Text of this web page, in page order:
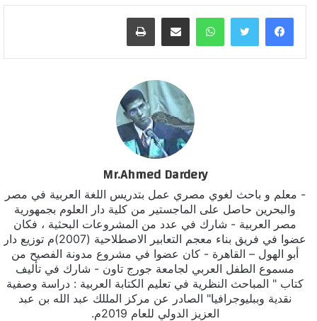
واتسابمشاركة عبر البريد طباعة
Mr.Ahmed Dardery
- معلم و باحث لغوي مصري عمل بتدريس اللغة العربية في مصر
والبحرين حاصل على الماجستير من كلية دار العلوم بجمهورية
مصر العربية - شارك في عدد من المشروعات البحثية ، فكان
عضوا في فريق بناء معجم التعابير الاصطلاحية (2007)م توزيع دار
أبو الهول – القاهرة - كان عضوا في مشروع مدونة الفصيح من
مسموع الطفل العربي لجامعة جورج تاون - شارك في تأليف
كتاب " المباحث النظرية في تعليم الكتابة العربية : دراسة وصفية
نقدية وببليوجرافيا" الصادر عن مركز المللك عبد الله بن عبد
العزيز الدولي للعام 2019م.